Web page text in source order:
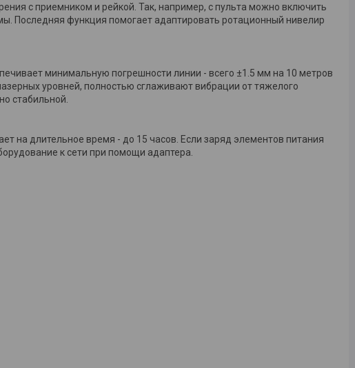
с приемником и рейкой. Так, например, с пульта можно включить
Последняя функция помогает адаптировать ротационный нивелир
минимальную погрешности линии - всего ±1.5 мм на 10 метров
уровней, полностью сглаживают вибрации от тяжелого
стабильной.
на длительное время - до 15 часов. Если заряд элементов питания
к сети при помощи адаптера.